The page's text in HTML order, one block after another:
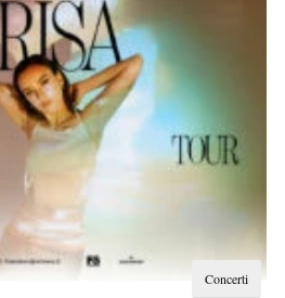
Concerti